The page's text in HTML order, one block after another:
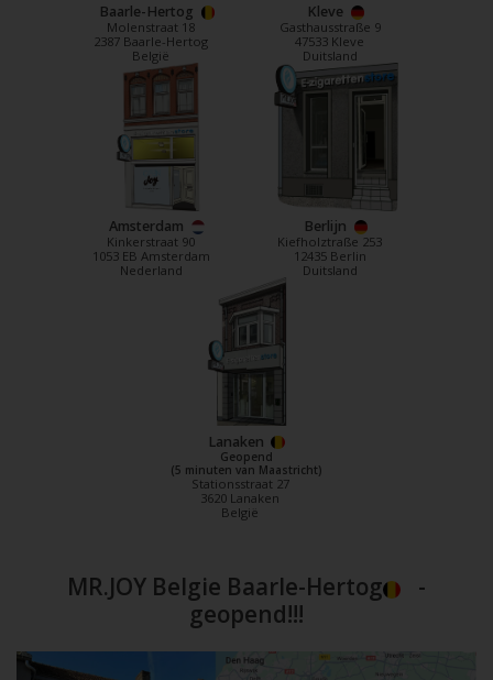
Baarle-Hertog
Molenstraat 18
2387 Baarle-Hertog
België
Kleve
Gasthausstraße 9
47533 Kleve
Duitsland
Amsterdam
Kinkerstraat 90
1053 EB Amsterdam
Nederland
Berlijn
Kiefholztraße 253
12435 Berlin
Duitsland
Lanaken
Geopend
(5 minuten van Maastricht)
Stationsstraat 27
3620 Lanaken
België
MR.JOY Belgie Baarle-Hertog
-
geopend!!!